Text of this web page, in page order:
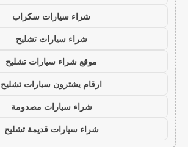
شراء سيارات سكراب
شراء سيارات تشليح
موقع شراء سيارات تشليح
ارقام يشترون سيارات تشليح
شراء سيارات مصدومة
شراء سيارات قديمة تشليح